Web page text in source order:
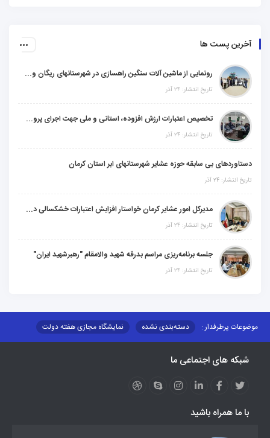
آخرین پست ها
رونمایی از ماشین آلات سنگین راهسازی در شهرستانهای ریگان و گنبکی
تاریخ انتشار: ۲۴ آذر
تخصیص اعتبارات ارزش افزوده، استانی و ملی جهت اجرای پروژه‌های عمرانی در شهرستان گنبکی
تاریخ انتشار: ۲۴ آذر
دستاوردهای بی سابقه حوزه عشایر شهرستانهای ابر استان کرمان
تاریخ انتشار: ۲۴ آذر
مدیرکل امور عشایر کرمان خواستار افزایش اعتبارات خشکسالی در سال جدید شد
تاریخ انتشار: ۲۴ آذر
جلسه برنامه‌ریزی مراسم بدرقه شهید والامقام "رهبرشهید ایران"
تاریخ انتشار: ۲۴ آذر
موضوعات پرطرفدار : دسته‌بندی نشده
نمایشگاه مجازی هفته دولت
مزایدات و مناقصات
محتوای کانون توسعه
عملکردها
عشایر استان
طرح و برنامه
روند ساماندهی عشایر داوطلب اسکان
شبکه های اجتماعی ما
با ما همراه باشید